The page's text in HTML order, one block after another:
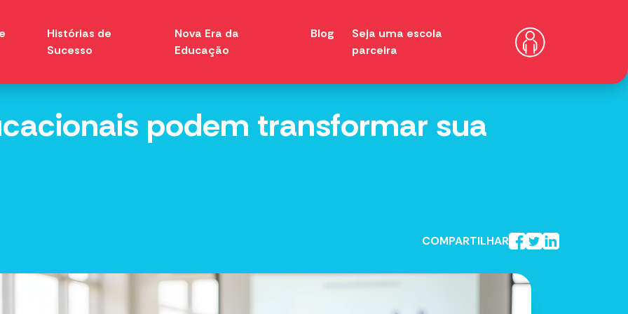
Histórias de
Sucesso
Nova Era da
Educação
Blog
Seja uma escola
parceira
podem transformar sua
COMPARTILHAR